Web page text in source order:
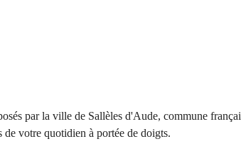
par la ville de Sallèles d'Aude, commune
votre quotidien à portée de doigts.